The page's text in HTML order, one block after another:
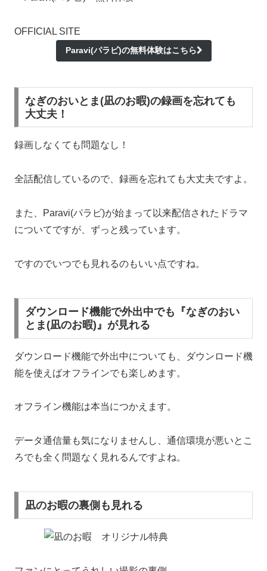
OFFICIAL SITE
Paravi(パラビ)の無料体験はこちら
なぎのおいとま(凪のお暇)の録画を忘れても
大丈夫！
録画しなくても問題なし！
全話配信しているので、録画を忘れても大丈夫ですよ。
また、Paravi(パラビ)が始まって以来配信されたドラマ
についてですが、ずっと残っています。
ですのでいつでも見れるのもいい点ですね。
ダウンロード機能で外出中でも『なぎのおい
とま(凪のお暇)』が見れる
ダウンロード機能で外出中についても、ダウンロード機
能を使えばオフラインでも楽しめます。
オフライン機能は本当につかえます。
データ通信量も気になりませんし、通信環境が悪いとこ
ろでも全く問題なく見れるんですよね。
凪のお暇の裏側も見れる